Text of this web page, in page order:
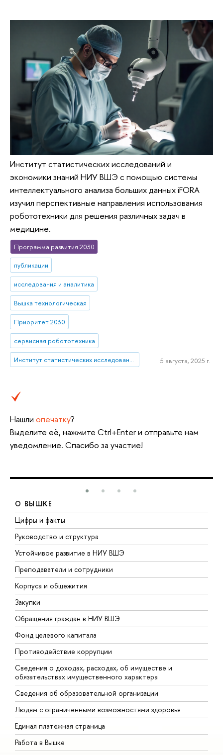
Институт статистических исследований и
экономики знаний НИУ ВШЭ с помощью системы
интеллектуального анализа больших данных iFORA
изучил перспективные направления использования
робототехники для решения различных задач в
медицине.
Программа развития 2030
публикации
исследования и аналитика
Вышка технологическая
Приоритет 2030
сервисная робототехника
Институт статистических исследований и экономики знаний 5 августа, 2025 г.
Нашли опечатку?
Выделите её, нажмите Ctrl+Enter и отправьте нам
уведомление. Спасибо за участие!
О ВЫШКЕ
Цифры и факты
Руководство и структура
Устойчивое развитие в НИУ ВШЭ
Преподаватели и сотрудники
Корпуса и общежития
Закупки
Обращения граждан в НИУ ВШЭ
Фонд целевого капитала
Противодействие коррупции
Сведения о доходах, расходах, об имуществе и
обязательствах имущественного характера
Сведения об образовательной организации
Людям с ограниченными возможностями здоровья
Единая платежная страница
Работа в Вышке